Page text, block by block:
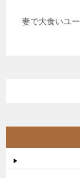
妻で大食いユ